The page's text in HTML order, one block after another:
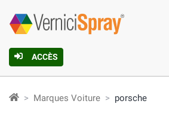
ACCÈS
Marques Voiture porsche